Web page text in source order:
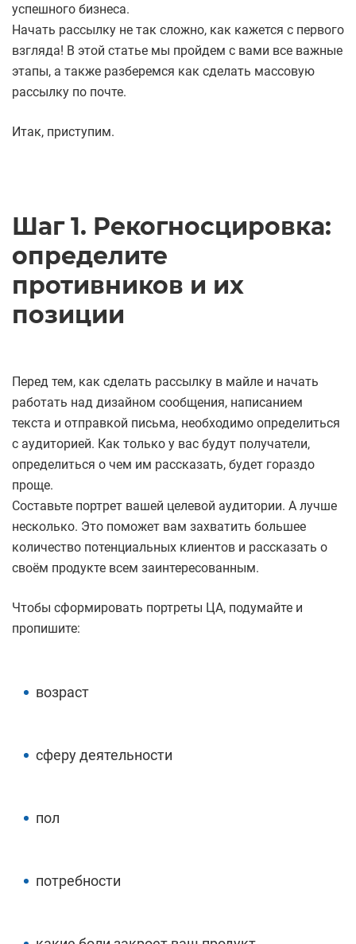
успешного бизнеса.
Начать рассылку не так сложно, как кажется с первого
взгляда! В этой статье мы пройдем с вами все важные
этапы, а также разберемся как сделать массовую
рассылку по почте.
Итак, приступим.
Шаг 1. Рекогносцировка:
определите
противников и их
позиции
Перед тем, как сделать рассылку в майле и начать
работать над дизайном сообщения, написанием
текста и отправкой письма, необходимо определиться
с аудиторией. Как только у вас будут получатели,
определиться о чем им рассказать, будет гораздо
проще.
Составьте портрет вашей целевой аудитории. А лучше
несколько. Это поможет вам захватить большее
количество потенциальных клиентов и рассказать о
своём продукте всем заинтересованным.
Чтобы сформировать портреты ЦА, подумайте и
пропишите:
возраст
сферу деятельности
пол
потребности